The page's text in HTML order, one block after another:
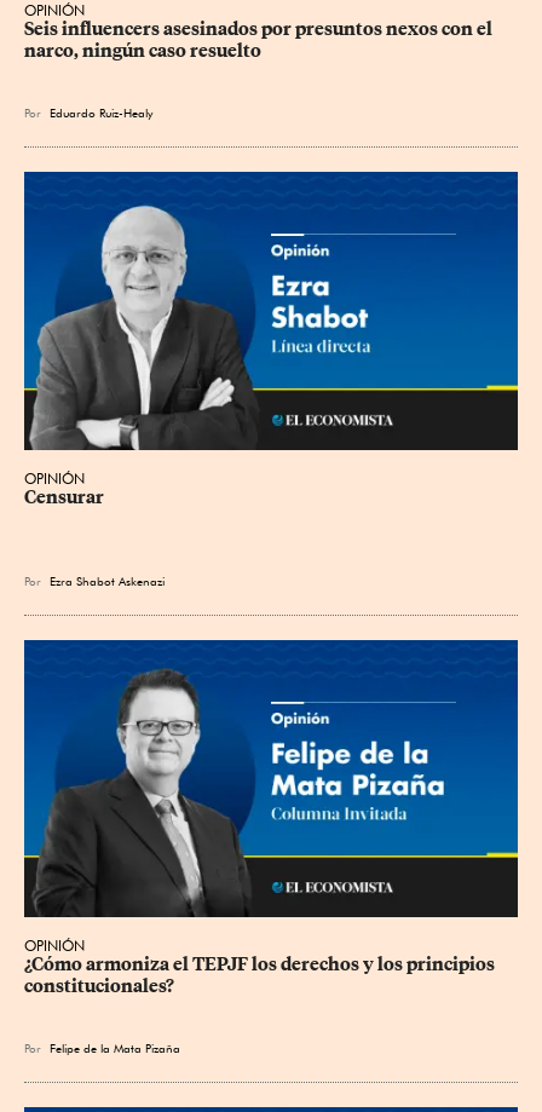
OPINIÓN
Seis influencers asesinados por presuntos nexos con el
narco, ningún caso resuelto
Por Eduardo Ruiz-Healy
OPINIÓN
Censurar
Por Ezra Shabot Askenazi
OPINIÓN
¿Cómo armoniza el TEPJF los derechos y los principios
constitucionales?
Por Felipe de la Mata Pizaña